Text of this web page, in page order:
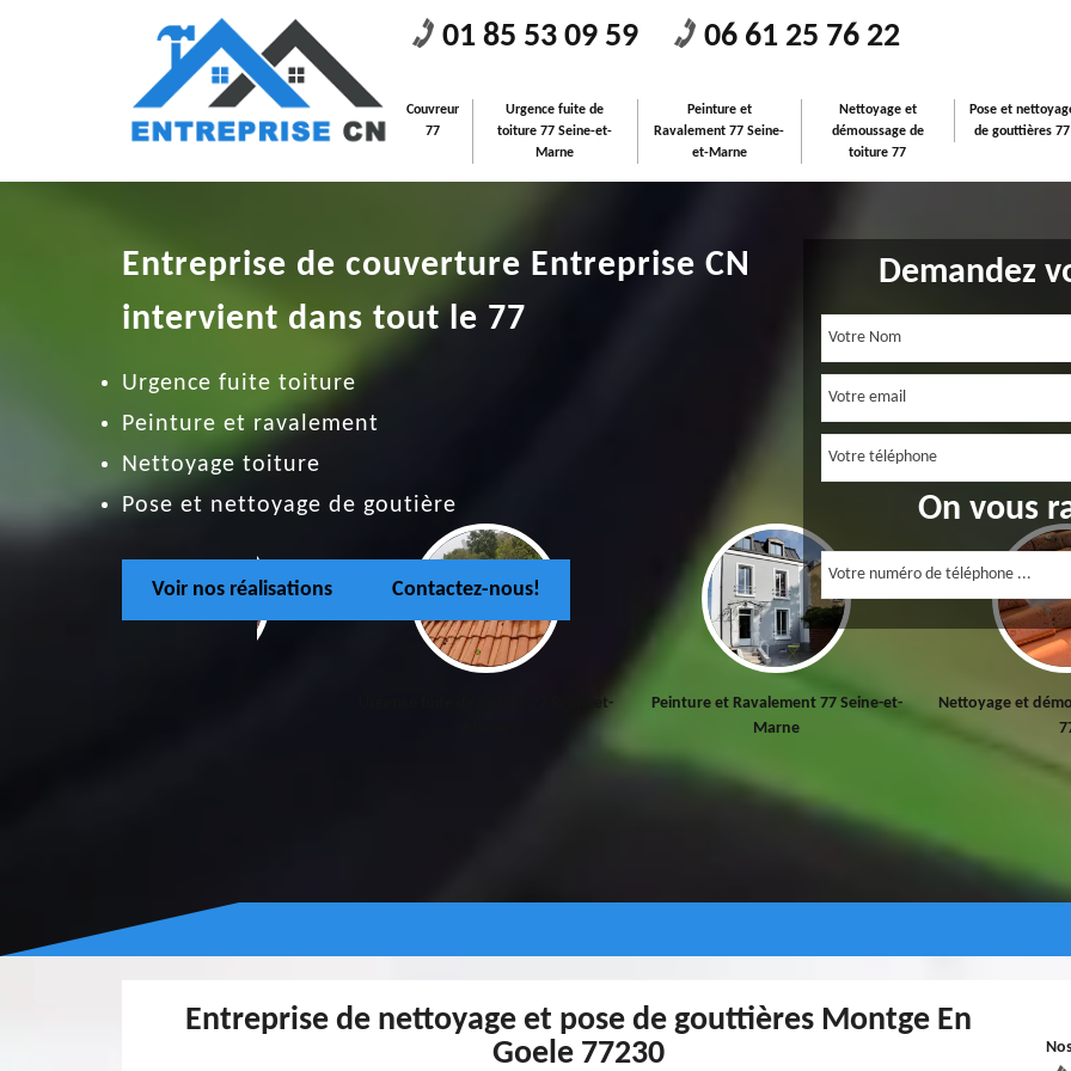
01 85 53 09 59 06 61 25 76 22
Couvreur
77
Urgence fuite de
toiture 77 Seine-et-
Marne
Peinture et
Ravalement 77 Seine-
et-Marne
Nettoyage et
démoussage de
toiture 77
Pose et
de gouttières 77
Entreprise de couverture Entreprise CN
intervient dans tout le 77
Urgence fuite toiture
Peinture et ravalement
Nettoyage toiture
Pose et nettoyage de goutière
Voir nos réalisations Contactez-nous!
Demandez
On vous
Peinture et Ravalement 77 Seine-et-
Nettoyage et démoussage de toiture
Pose et
Entreprise de nettoyage et pose de gouttières Montge En
Goele 77230